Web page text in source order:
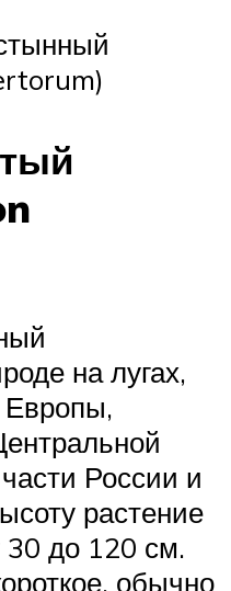
на лугах,
Европы,
России и
растение
30 до 120 см.
обычно